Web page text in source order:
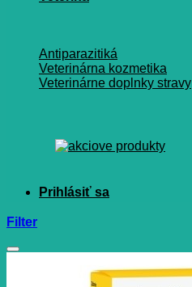
Antiparazitiká
Veterinárna kozmetika
Veterinárne doplnky stravy
Filter